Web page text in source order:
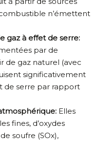
n’émettent
gaz à effet de serre:
par de
de gaz naturel (avec
significativement
de serre par rapport
Elles
fines, d’oxydes
soufre (SOx),